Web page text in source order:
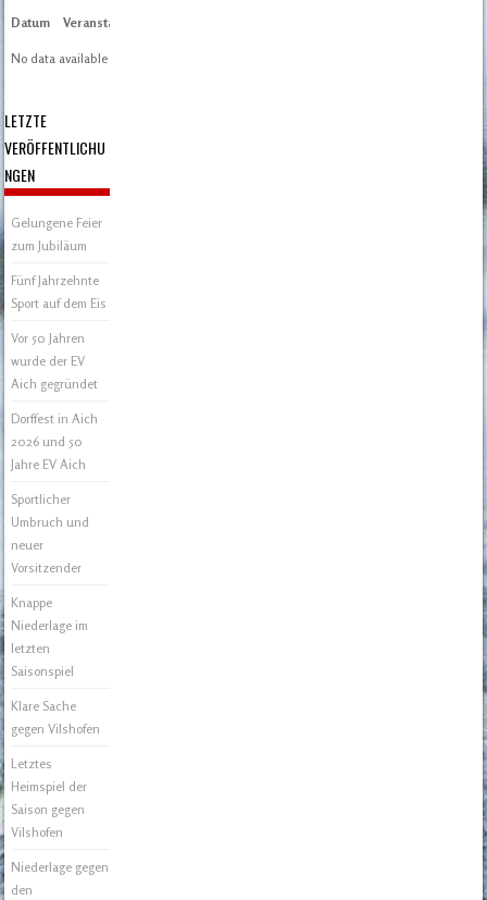
Datum Veranstaltung
No data available in table
LETZTE
VERÖFFENTLICHU
NGEN
Gelungene Feier
zum Jubiläum
Fünf Jahrzehnte
Sport auf dem Eis
Vor 50 Jahren
wurde der EV
Aich gegründet
Dorffest in Aich
2026 und 50
Jahre EV Aich
Sportlicher
Umbruch und
neuer
Vorsitzender
Knappe
Niederlage im
letzten
Saisonspiel
Klare Sache
gegen Vilshofen
Letztes
Heimspiel der
Saison gegen
Vilshofen
Niederlage gegen
den